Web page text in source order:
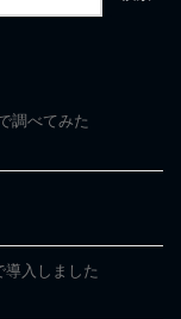
調べてみた
導入しました